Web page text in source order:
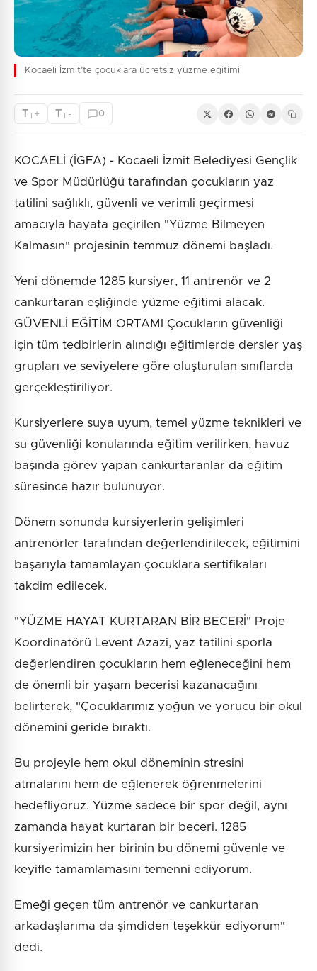
Kocaeli İzmit’te çocuklara ücretsiz yüzme eğitimi
TT+ TT - 0
KOCAELİ (İGFA) - Kocaeli İzmit Belediyesi Gençlik
ve Spor Müdürlüğü tarafından çocukların yaz
tatilini sağlıklı, güvenli ve verimli geçirmesi
amacıyla hayata geçirilen "Yüzme Bilmeyen
Kalmasın" projesinin temmuz dönemi başladı.
Yeni dönemde 1285 kursiyer, 11 antrenör ve 2
cankurtaran eşliğinde yüzme eğitimi alacak.
GÜVENLİ EĞİTİM ORTAMI Çocukların güvenliği
için tüm tedbirlerin alındığı eğitimlerde dersler yaş
grupları ve seviyelere göre oluşturulan sınıflarda
gerçekleştiriliyor.
Kursiyerlere suya uyum, temel yüzme teknikleri ve
su güvenliği konularında eğitim verilirken, havuz
başında görev yapan cankurtaranlar da eğitim
süresince hazır bulunuyor.
Dönem sonunda kursiyerlerin gelişimleri
antrenörler tarafından değerlendirilecek, eğitimini
başarıyla tamamlayan çocuklara sertifikaları
takdim edilecek.
"YÜZME HAYAT KURTARAN BİR BECERİ" Proje
Koordinatörü Levent Azazi, yaz tatilini sporla
değerlendiren çocukların hem eğleneceğini hem
de önemli bir yaşam becerisi kazanacağını
belirterek, "Çocuklarımız yoğun ve yorucu bir okul
dönemini geride bıraktı.
Bu projeyle hem okul döneminin stresini
atmalarını hem de eğlenerek öğrenmelerini
hedefliyoruz. Yüzme sadece bir spor değil, aynı
zamanda hayat kurtaran bir beceri. 1285
kursiyerimizin her birinin bu dönemi güvenle ve
keyifle tamamlamasını temenni ediyorum.
Emeği geçen tüm antrenör ve cankurtaran
arkadaşlarıma da şimdiden teşekkür ediyorum"
dedi.